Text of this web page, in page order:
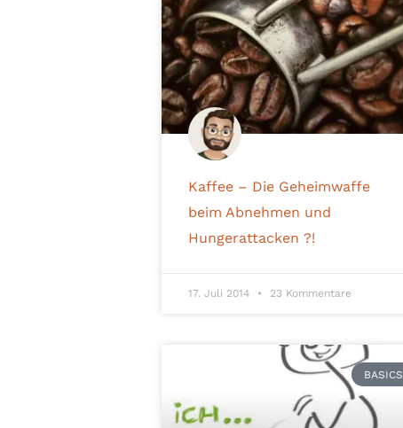
Kaffee – Die Geheimwaffe
beim Abnehmen und
Hungerattacken ?!
17. Juli 2014 23 Kommentare
BASICS